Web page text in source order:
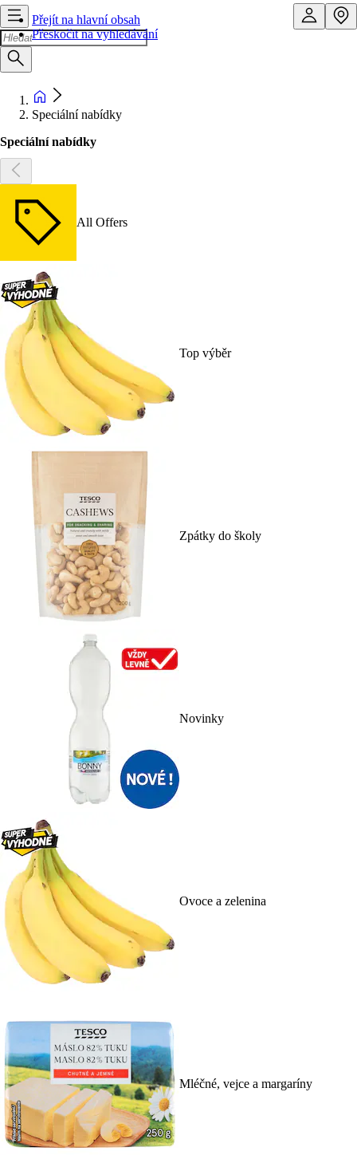
Přejít na hlavní obsah
Přeskočit na vyhledávání
Speciální nabídky
Speciální nabídky
All Offers
Top výběr
Zpátky do školy
Novinky
Ovoce a zelenina
Mléčné, vejce a margaríny